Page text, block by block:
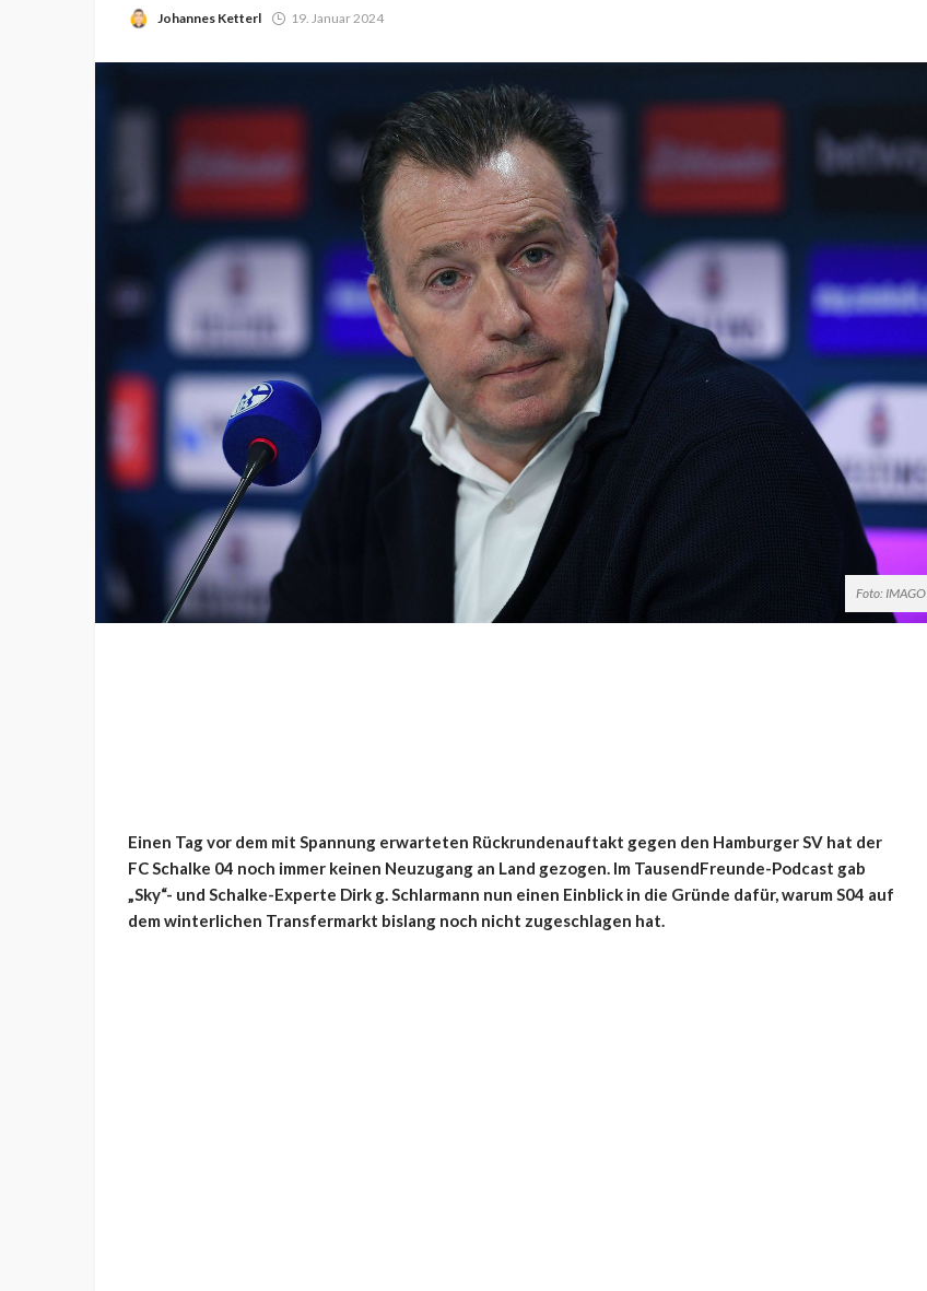
Johannes Ketterl 19. Januar 2024
Foto: IMAGO
Einen Tag vor dem mit Spannung erwarteten Rückrundenauftakt gegen den Hamburger SV hat der
FC Schalke 04 noch immer keinen Neuzugang an Land gezogen. Im TausendFreunde-Podcast gab
„Sky“- und Schalke-Experte Dirk g. Schlarmann nun einen Einblick in die Gründe dafür, warum S04 auf
dem winterlichen Transfermarkt bislang noch nicht zugeschlagen hat.